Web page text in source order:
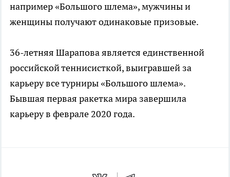
например «Большого шлема», мужчины и
женщины получают одинаковые призовые.
36-летняя Шарапова является единственной
российской теннисисткой, выигравшей за
карьеру все турниры «Большого шлема».
Бывшая первая ракетка мира завершила
карьеру в феврале 2020 года.